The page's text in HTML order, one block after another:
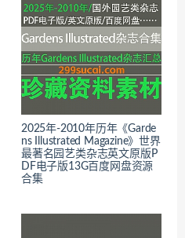
2025年-2010年历年《Garde
ns Illustrated Magazine》世界
最著名园艺类杂志英文原版P
DF电子版13G百度网盘资源
合集